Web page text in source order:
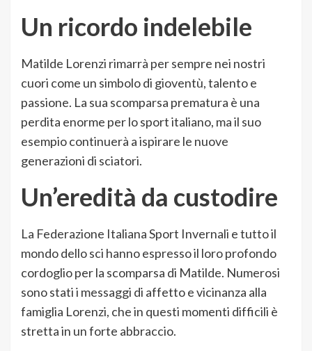
Un ricordo indelebile
Matilde Lorenzi rimarrà per sempre nei nostri
cuori come un simbolo di gioventù, talento e
passione. La sua scomparsa prematura è una
perdita enorme per lo sport italiano, ma il suo
esempio continuerà a ispirare le nuove
generazioni di sciatori.
Un’eredità da custodire
La Federazione Italiana Sport Invernali e tutto il
mondo dello sci hanno espresso il loro profondo
cordoglio per la scomparsa di Matilde. Numerosi
sono stati i messaggi di affetto e vicinanza alla
famiglia Lorenzi, che in questi momenti difficili è
stretta in un forte abbraccio.